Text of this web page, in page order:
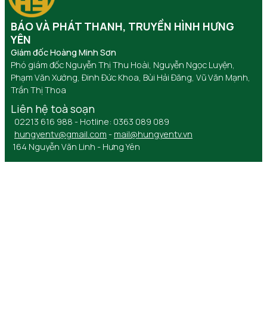
BÁO VÀ PHÁT THANH, TRUYỀN HÌNH HƯNG
YÊN
Giám đốc Hoàng Minh Sơn
Phó giám đốc Nguyễn Thị Thu Hoài, Nguyễn Ngọc Luyện,
Phạm Văn Xướng, Đinh Đức Khoa, Bùi Hải Đăng, Vũ Văn Mạnh,
Trần Thị Thoa
Liên hệ toà soạn
02213 616 988 - Hotline: 0363 089 089
hungyentv@gmail.com - mail@hungyentv.vn
164 Nguyễn Văn Linh - Hưng Yên